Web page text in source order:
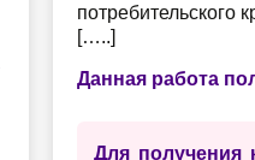
потребительского
[…..]
Данная работа
Для получения